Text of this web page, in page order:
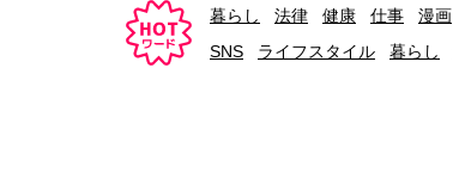
暮らし 法律 健康 仕事 漫画
SNS
ライフスタイル 暮らし